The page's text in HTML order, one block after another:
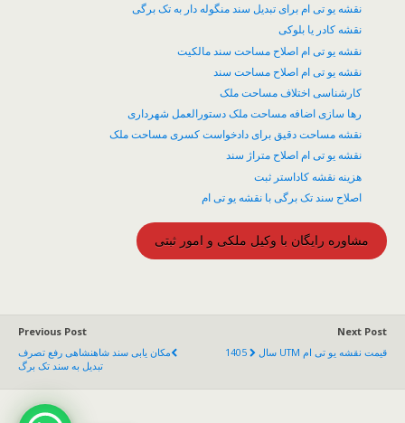
نقشه یو تی ام برای تبدیل سند منگوله دار به تک برگی
نقشه کادر یا بلوکی
نقشه یو تی ام اصلاح مساحت سند مالکیت
نقشه یو تی ام اصلاح مساحت سند
کارشناسی اختلاف مساحت ملک
رها سازی اضافه مساحت ملک دستورالعمل شهرداری
نقشه مساحت دقیق برای دادخواست کسری مساحت ملک
نقشه یو تی ام اصلاح متراژ سند
هزینه نقشه کاداستر ثبت
اصلاح سند تک برگی با نقشه یو تی ام
مشاوره رایگان با وکیل ملکی و امور ثبتی
Previous Post
مکان یابی سند شاهنشاهی رفع تصرف
تبدیل به سند تک برگ
Next Post
قیمت نقشه یو تی ام UTM سال 1405